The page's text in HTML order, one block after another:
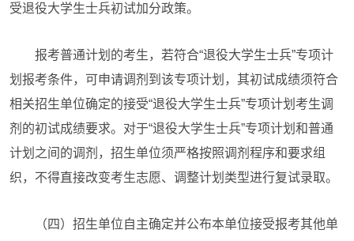
受退役大学生士兵初试加分政策。
报考普通计划的考生，若符合“退役大学生士兵”专项计
划报考条件，可申请调剂到该专项计划，其初试成绩须符合
相关招生单位确定的接受“退役大学生士兵”专项计划考生调
剂的初试成绩要求。对于“退役大学生士兵”专项计划和普通
计划之间的调剂，招生单位须严格按照调剂程序和要求组
织，不得直接改变考生志愿、调整计划类型进行复试录取。
（四）招生单位自主确定并公布本单位接受报考其他单